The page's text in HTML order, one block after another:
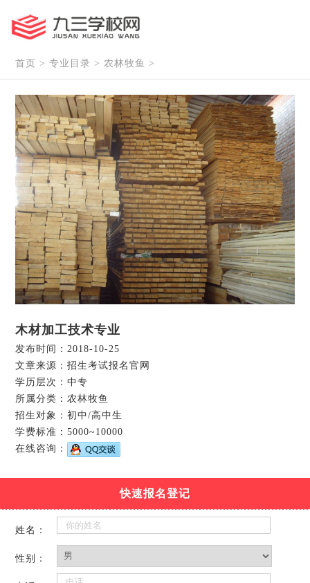
首页 >专业目录 >农林牧鱼 >
木材加工技术专业
发布时间：2018-10-25
文章来源：招生考试报名官网
学历层次：中专
所属分类：农林牧鱼
招生对象：初中/高中生
学费标准：5000~10000
在线咨询：
快速报名登记
姓名：
性别：